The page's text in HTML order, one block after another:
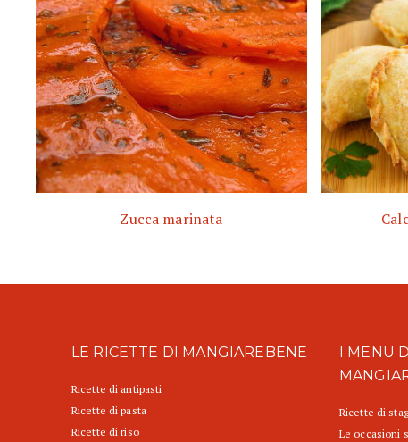
Zucca marinata
LE RICETTE DI MANGIAREBENE
Ricette di antipasti
Ricette di pasta
Ricette di riso
I MENU
Ricette di
Le occasioni